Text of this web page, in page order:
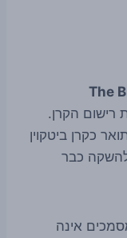
The
רישום הקרן.
כקרן ביטקוין
להשקה כבר
אינה